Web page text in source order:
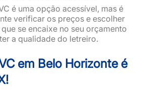
é uma opção acessível, mas é
verificar os preços e escolher
se encaixe no seu orçamento
a qualidade do letreiro.
em Belo Horizonte é